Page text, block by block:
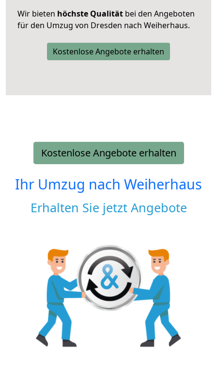
Wir bieten höchste Qualität bei den Angeboten
für den Umzug von Dresden nach Weiherhaus.
Kostenlose Angebote erhalten
Kostenlose Angebote erhalten
Ihr Umzug nach Weiherhaus
Erhalten Sie jetzt Angebote